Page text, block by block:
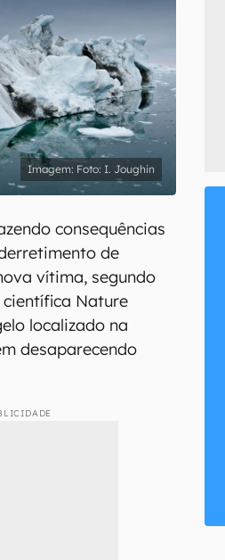
Foto: I. Joughin
consequências
de
vítima, segundo
Nature
localizado na
desaparecendo